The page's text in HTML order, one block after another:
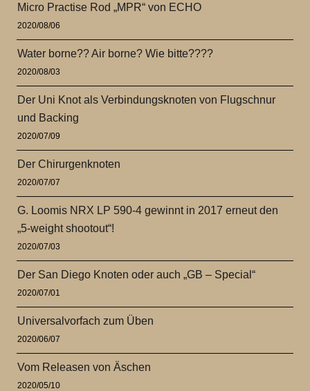
Micro Practise Rod „MPR“ von ECHO
2020/08/06
Water borne?? Air borne? Wie bitte????
2020/08/03
Der Uni Knot als Verbindungsknoten von Flugschnur
und Backing
2020/07/09
Der Chirurgenknoten
2020/07/07
G. Loomis NRX LP 590-4 gewinnt in 2017 erneut den
„5-weight shootout“!
2020/07/03
Der San Diego Knoten oder auch „GB – Special“
2020/07/01
Universalvorfach zum Üben
2020/06/07
Vom Releasen von Äschen
2020/05/10